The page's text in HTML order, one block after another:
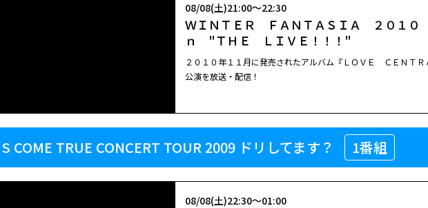
ＷＩＮＴＥＲ ＦＡＮＴＡＳＩＡ ２０１
ｎ "ＴＨＥ ＬＩＶＥ！！！"
08/08(土)21:00～22:30
２０１０年１１月に発売されたアルバム『ＬＯＶＥ ＣＥＮＴ
公演を放送・配信！
COME TRUE CONCERT TOUR 2009 ドリしてます？ 1番組
08/08(土)22:30～01:00